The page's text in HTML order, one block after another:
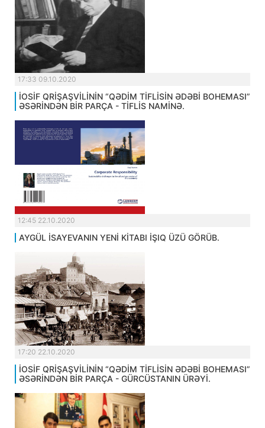
17:33 09.10.2020
İOSİF QRİŞAŞVİLİNİN “QƏDİM TİFLİSİN ƏDƏBİ BOHEMASI”
ƏSƏRİNDƏN BİR PARÇA - TİFLİS NAMİNƏ.
12:45 22.10.2020
AYGÜL İSAYEVANIN YENİ KİTABI İŞIQ ÜZÜ GÖRÜB.
17:20 22.10.2020
İOSİF QRİŞAŞVİLİNİN “QƏDİM TİFLİSİN ƏDƏBİ BOHEMASI”
ƏSƏRİNDƏN BİR PARÇA - GÜRCÜSTANIN ÜRƏYİ.